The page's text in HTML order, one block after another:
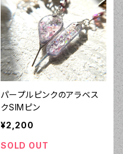
パープルピンクのアラベス
クSIMピン
¥2,200
SOLD OUT